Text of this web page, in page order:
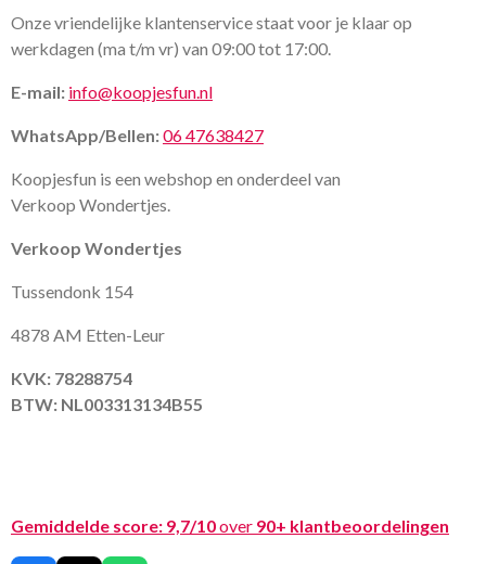
Onze vriendelijke klantenservice staat voor je klaar op
werkdagen (ma t/m vr) van 09:00 tot 17:00.
E-mail: info@koopjesfun.nl
WhatsApp/Bellen:06 47638427
Koopjesfun is een webshop en onderdeel van
Verkoop Wondertjes.
Verkoop Wondertjes
Tussendonk 154
4878 AM Etten-Leur
KVK: 78288754
BTW: NL003313134B55
Gemiddelde score: 9,7/10over 90+ klantbeoordelingen